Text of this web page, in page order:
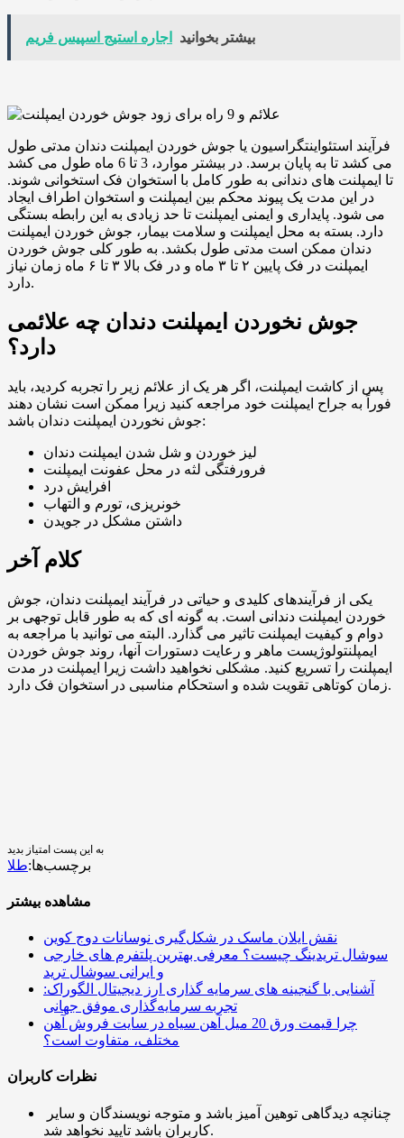
بیشتر بخوانید اجاره استیج اسپیس فریم
فرآیند استئواینتگراسیون یا جوش خوردن ایمپلنت دندان مدتی طول
می کشد تا به پایان برسد. در بیشتر موارد، 3 تا 6 ماه طول می کشد
تا ایمپلنت های دندانی به طور کامل با استخوان فک استخوانی شوند.
در این مدت یک پیوند محکم بین ایمپلنت و استخوان اطراف ایجاد
می شود. پایداری و ایمنی ایمپلنت تا حد زیادی به این رابطه بستگی
دارد. بسته به محل ایمپلنت و سلامت بیمار، جوش خوردن ایمپلنت
دندان ممکن است مدتی طول بکشد. به طور کلی جوش خوردن
ایمپلنت در فک پایین ۲ تا ۳ ماه و در فک بالا ۳ تا ۶ ماه زمان نیاز
دارد.
جوش نخوردن ایمپلنت دندان چه علائمی
دارد؟
پس از کاشت ایمپلنت، اگر هر یک از علائم زیر را تجربه کردید، باید
فوراً به جراح ایمپلنت خود مراجعه کنید زیرا ممکن است نشان دهند
جوش نخوردن ایمپلنت دندان باشد:
لیز خوردن و شل شدن ایمپلنت دندان
فرورفتگی لثه در محل عفونت ایمپلنت
افرایش درد
خونریزی، تورم و التهاب
داشتن مشکل در جویدن
کلام آخر
یکی از فرآیندهای کلیدی و حیاتی در فرآیند ایمپلنت دندان، جوش
خوردن ایمپلنت دندانی است. به گونه ای که به طور قابل توجهی بر
دوام و کیفیت ایمپلنت تاثیر می گذارد. البته می توانید با مراجعه به
ایمپلنتولوژیست ماهر و رعایت دستورات آنها، روند جوش خوردن
ایمپلنت را تسریع کنید. مشکلی نخواهید داشت زیرا ایمپلنت در مدت
زمان کوتاهی تقویت شده و استحکام مناسبی در استخوان فک دارد.
به این پست امتیاز بدید
برچسب‌ها:طلا
مشاهده بیشتر
نقش ایلان ماسک در شکل‌گیری نوسانات دوج کوین
سوشال تریدینگ چیست؟ معرفی بهترین پلتفرم های خارجی
و ایرانی سوشال ترید
آشنایی با گنجینه های سرمایه گذاری ارز دیجیتال الگوراک:
تجربه سرمایه‌گذاری‌ موفق جهانی
چرا قیمت ورق 20 میل آهن سیاه در سایت فروش آهن
مختلف، متفاوت است؟
نظرات کاربران
کاربران باشد تایید نخواهد شد.